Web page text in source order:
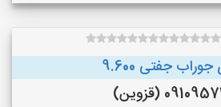
جفتی 9.600
(قزوین)